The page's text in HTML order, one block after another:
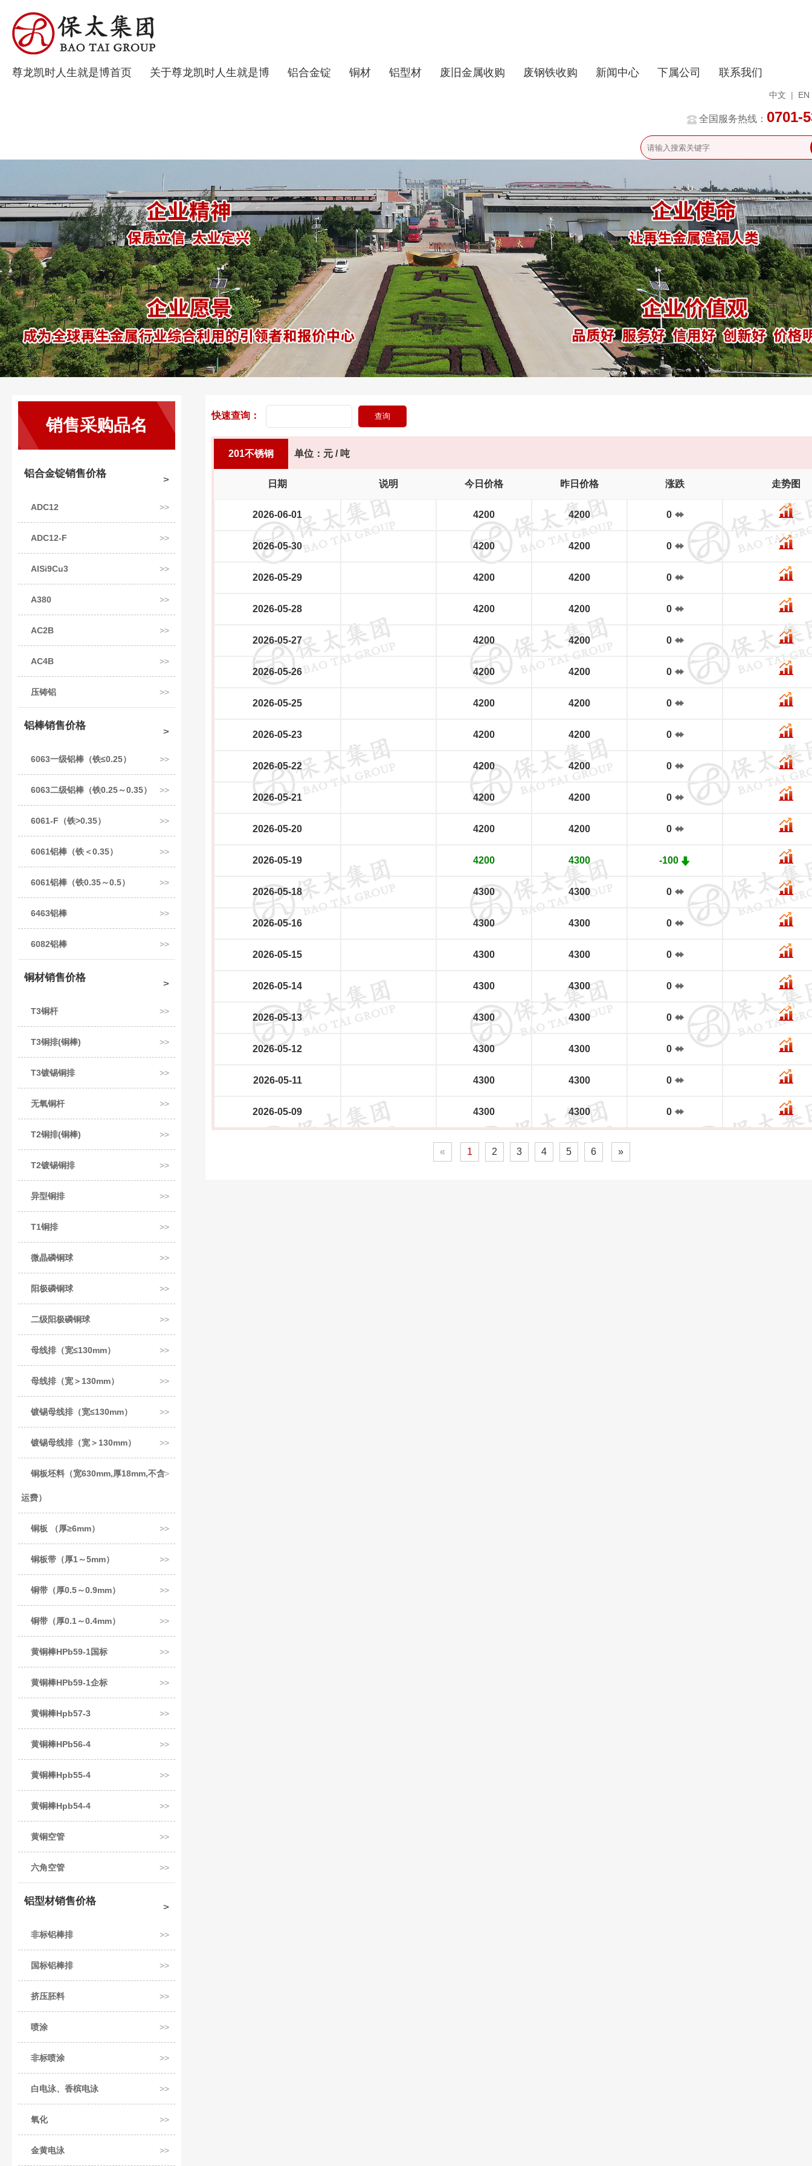
尊龙凯时人生就是博首页 关于尊龙凯时人生就是博 铝合金锭 铜材 铝型材 废旧金属收购 废钢铁收购 新闻中心 下属公司 联系我们
中文 | EN
全国服务热线： 0701-
销售采购品名
铝合金锭销售价格
ADC12
ADC12-F
AlSi9Cu3
A380
AC2B
AC4B
压铸铝
铝棒销售价格
6063一级铝棒（铁≤0.25）
6063二级铝棒（铁0.25～0.35）
6061-F（铁>0.35）
6061铝棒（铁＜0.35）
6061铝棒（铁0.35～0.5）
6463铝棒
6082铝棒
铜材销售价格
T3铜杆
T3铜排(铜棒)
T3镀锡铜排
无氧铜杆
T2铜排(铜棒)
T2镀锡铜排
异型铜排
T1铜排
微晶磷铜球
阳极磷铜球
二级阳极磷铜球
母线排（宽≤130mm）
母线排（宽＞130mm）
镀锡母线排（宽≤130mm）
镀锡母线排（宽＞130mm）
铜板坯料（宽630mm,厚18mm,不含
运费）
铜板 （厚≥6mm）
铜板带（厚1～5mm）
铜带（厚0.5～0.9mm）
铜带（厚0.1～0.4mm）
黄铜棒HPb59-1国标
黄铜棒HPb59-1企标
黄铜棒Hpb57-3
黄铜棒HPb56-4
黄铜棒Hpb55-4
黄铜棒Hpb54-4
黄铜空管
六角空管
铝型材销售价格
非标铝棒排
国标铝棒排
挤压胚料
喷涂
非标喷涂
白电泳、香槟电泳
氧化
金黄电泳
快速查询：
201不锈钢 单位：元 / 吨
日期 说明 今日价格 昨日价格 涨跌 走势图
2026-06-01 4200 4200 0
2026-05-30 4200 4200 0
2026-05-29 4200 4200 0
2026-05-28 4200 4200 0
2026-05-27 4200 4200 0
2026-05-26 4200 4200 0
2026-05-25 4200 4200 0
2026-05-23 4200 4200 0
2026-05-22 4200 4200 0
2026-05-21 4200 4200 0
2026-05-20 4200 4200 0
2026-05-19 4200 4300 -100
2026-05-18 4300 4300 0
2026-05-16 4300 4300 0
2026-05-15 4300 4300 0
2026-05-14 4300 4300 0
2026-05-13 4300 4300 0
2026-05-12 4300 4300 0
2026-05-11 4300 4300 0
2026-05-09 4300 4300 0
« 1 2 3 4 5 6 »